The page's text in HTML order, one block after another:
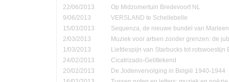
22/06/2013
Op Midzomertuin Bredevoort NL
9/06/2013
VERSLAND te Schellebelle
15/03/2013
Sequenza, de nieuwe bundel van
2/03/2013
Muziek voor artsen zonder grenzen: de
1/03/2013
Liefdespijn van Starbucks tot rotswoestijn
24/02/2013
Cicatrizado-Gelittekend
20/02/2013
De Jodenvervolging in België 1940-1944